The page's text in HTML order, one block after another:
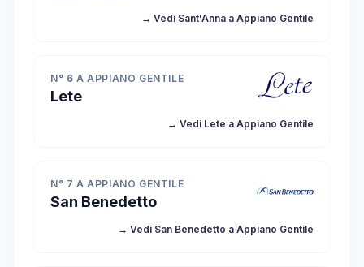
→ Vedi Sant'Anna a Appiano Gentile
N° 6 A APPIANO GENTILE
Lete
→ Vedi Lete a Appiano Gentile
N° 7 A APPIANO GENTILE
San Benedetto
→ Vedi San Benedetto a Appiano Gentile